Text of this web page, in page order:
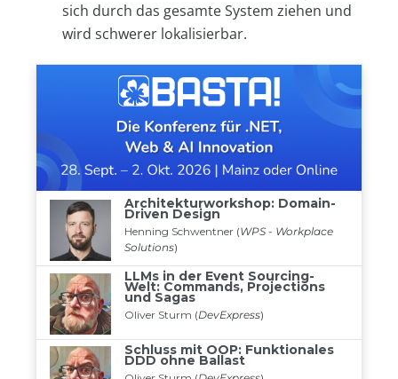
sich durch das gesamte System ziehen und
wird schwerer lokalisierbar.